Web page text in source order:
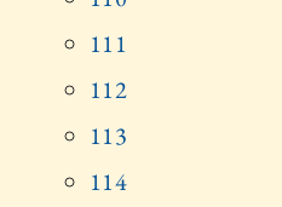
111
112
113
114